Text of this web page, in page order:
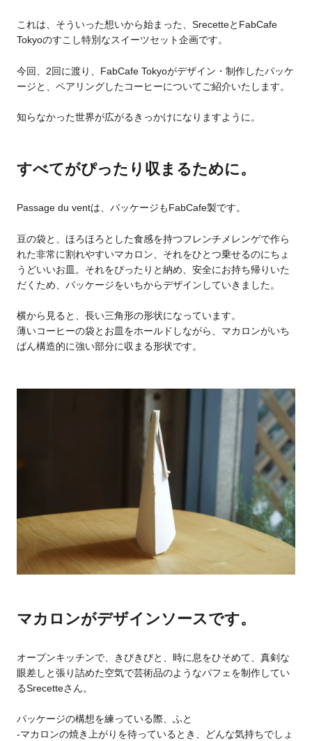
これは、そういった想いから始まった、SrecetteとFabCafe
Tokyoのすこし特別なスイーツセット企画です。
今回、2回に渡り、FabCafe Tokyoがデザイン・制作したパッケ
ージと、ペアリングしたコーヒーについてご紹介いたします。
知らなかった世界が広がるきっかけになりますように。
すべてがぴったり収まるために。
Passage du ventは、パッケージもFabCafe製です。
豆の袋と、ほろほろとした食感を持つフレンチメレンゲで作ら
れた非常に割れやすいマカロン、それをひとつ乗せるのにちょ
うどいいお皿。それをぴったりと納め、安全にお持ち帰りいた
だくため、パッケージをいちからデザインしていきました。
横から見ると、長い三角形の形状になっています。
薄いコーヒーの袋とお皿をホールドしながら、マカロンがいち
ばん構造的に強い部分に収まる形状です。
マカロンがデザインソースです。
オープンキッチンで、きびきびと、時に息をひそめて、真剣な
眼差しと張り詰めた空気で芸術品のようなパフェを制作してい
るSrecetteさん。
パッケージの構想を練っている際、ふと
-マカロンの焼き上がりを待っているとき、どんな気持ちでしょ